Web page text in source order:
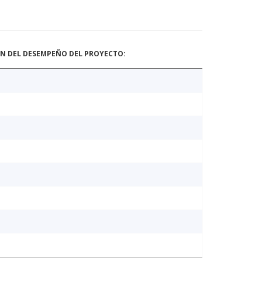
DEL DESEMPEÑO DEL PROYECTO: